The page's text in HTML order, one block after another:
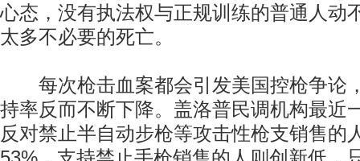
心态，没有执法权与正规训练的普通人动
太多不必要的死亡。
每次枪击血案都会引发美国控枪争论
持率反而不断下降。盖洛普民调机构最近
反对禁止半自动步枪等攻击性枪支销售的